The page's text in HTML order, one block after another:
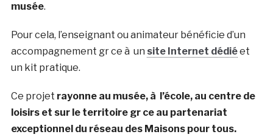
musée.
Pour cela, l’enseignant ou animateur bénéficie d’un
accompagnement gr ce à un site Internet dédiéet
un kit pratique.
Ce projet rayonne au musée, à l’école, au centre de
loisirs et sur le territoire gr ce au partenariat
exceptionnel du réseau des Maisons pour tous.